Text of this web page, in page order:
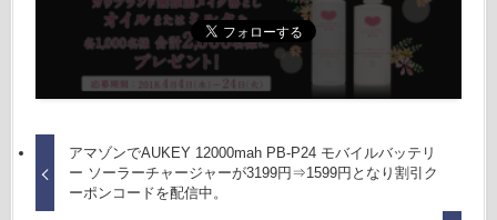
アマゾンでAUKEY 12000mah PB-P24 モバイルバッテリ
ー ソーラーチャージャーが3199円⇒1599円となり割引ク
ーポンコードを配信中。